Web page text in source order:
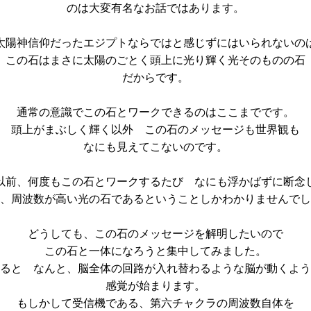
のは大変有名なお話ではあります。
陽神信仰だったエジプトならではと感じずにはいられないの
この石はまさに太陽のごとく頭上に光り輝く光そのものの石
だからです。
通常の意識でこの石とワークできるのはここまでです。
頭上がまぶしく輝く以外 この石のメッセージも世界観も
なにも見えてこないのです。
前、何度もこの石とワークするたび なにも浮かばずに断念
周波数が高い光の石であるということしかわかりませんでし
どうしても、この石のメッセージを解明したいので
この石と一体になろうと集中してみました。
と なんと、脳全体の回路が入れ替わるような脳が動くよ
感覚が始まります。
もしかして受信機である、第六チャクラの周波数自体を